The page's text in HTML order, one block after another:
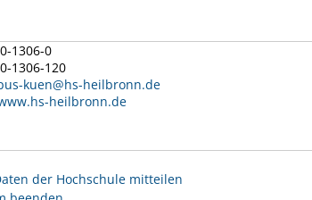
1306-0
1306-120
kuen@hs-heilbronn.de
heilbronn.de
der Hochschule mitteilen